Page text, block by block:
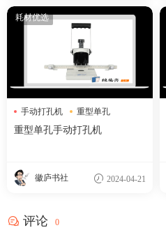
耗材优选
手动打孔机
重型单孔
重型单孔手动打孔机
重型单孔手动打孔机
徽庐书社 2024-04-21
评论 0